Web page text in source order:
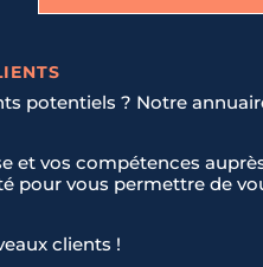
potentiels ? Notre
et vos compétences
pour vous permettre de
clients !